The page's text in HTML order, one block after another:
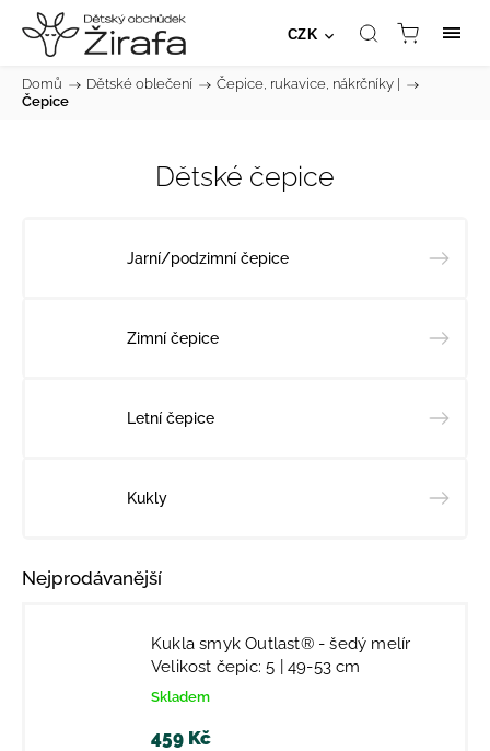
CZK
Domů / Dětské oblečení / Čepice, rukavice, nákrčníky |
/
Čepice
Dětské čepice
Jarní/podzimní čepice
Zimní čepice
Letní čepice
Kukly
Nejprodávanější
Kukla smyk Outlast® - šedý melír
Velikost čepic: 5 | 49-53 cm
Skladem
459 Kč